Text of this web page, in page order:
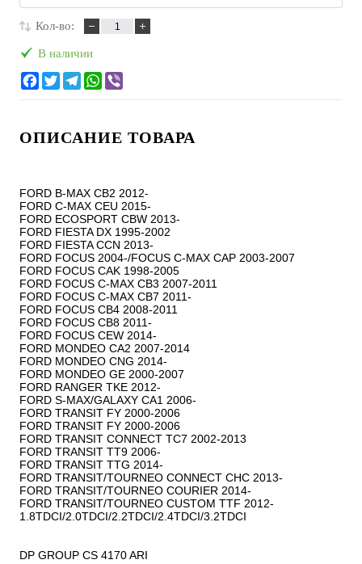
Кол-во:
В наличии
ОПИСАНИЕ ТОВАРА
FORD B-MAX CB2 2012-
FORD C-MAX CEU 2015-
FORD ECOSPORT CBW 2013-
FORD FIESTA DX 1995-2002
FORD FIESTA CCN 2013-
FORD FOCUS 2004-/FOCUS C-MAX CAP 2003-2007
FORD FOCUS CAK 1998-2005
FORD FOCUS C-MAX CB3 2007-2011
FORD FOCUS C-MAX CB7 2011-
FORD FOCUS CB4 2008-2011
FORD FOCUS CB8 2011-
FORD FOCUS CEW 2014-
FORD MONDEO CA2 2007-2014
FORD MONDEO CNG 2014-
FORD MONDEO GE 2000-2007
FORD RANGER TKE 2012-
FORD S-MAX/GALAXY CA1 2006-
FORD TRANSIT FY 2000-2006
FORD TRANSIT FY 2000-2006
FORD TRANSIT CONNECT TC7 2002-2013
FORD TRANSIT TT9 2006-
FORD TRANSIT TTG 2014-
FORD TRANSIT/TOURNEO CONNECT CHC 2013-
FORD TRANSIT/TOURNEO COURIER 2014-
FORD TRANSIT/TOURNEO CUSTOM TTF 2012-
1.8TDCI/2.0TDCI/2.2TDCI/2.4TDCI/3.2TDCI
DP GROUP CS 4170 ARI